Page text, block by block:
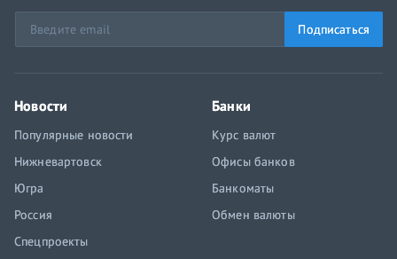
Подписаться
Новости
Популярные новости
Нижневартовск
Югра
Россия
Спецпроекты
Банки
Курс валют
Офисы банков
Банкоматы
Обмен валюты